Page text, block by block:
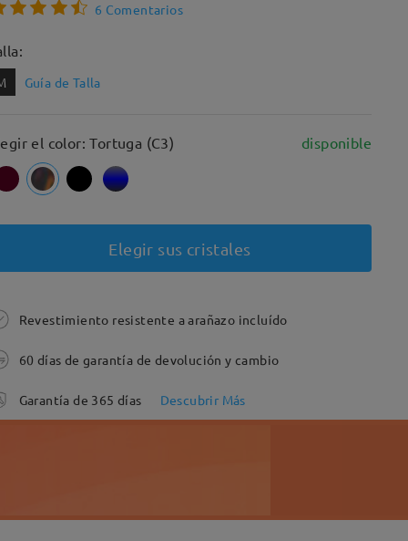
6 Comentarios
Guía de Talla
el color: Tortuga (C3) disponible
Elegir sus cristales
Revestimiento resistente a arañazo incluído
60 días de garantía de devolución y cambio
Garantía de 365 días Descubrir Más